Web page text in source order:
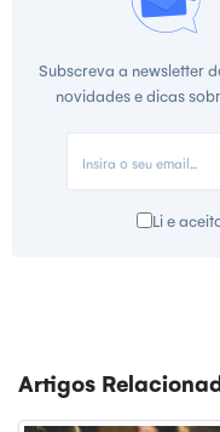
Subscreva a newsletter
novidades e dicas
Li e
Artigos